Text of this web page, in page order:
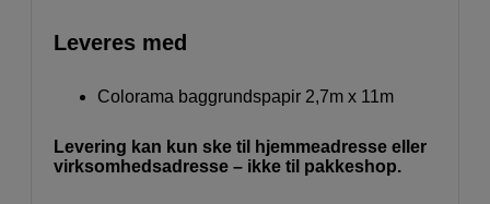
Leveres med
Colorama baggrundspapir 2,7m x 11m
Levering kan kun ske til hjemmeadresse eller
virksomhedsadresse – ikke til pakkeshop.